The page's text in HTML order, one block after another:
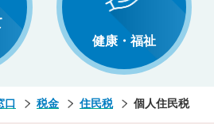
健康・福祉
口 税金 住民税 個人住民税